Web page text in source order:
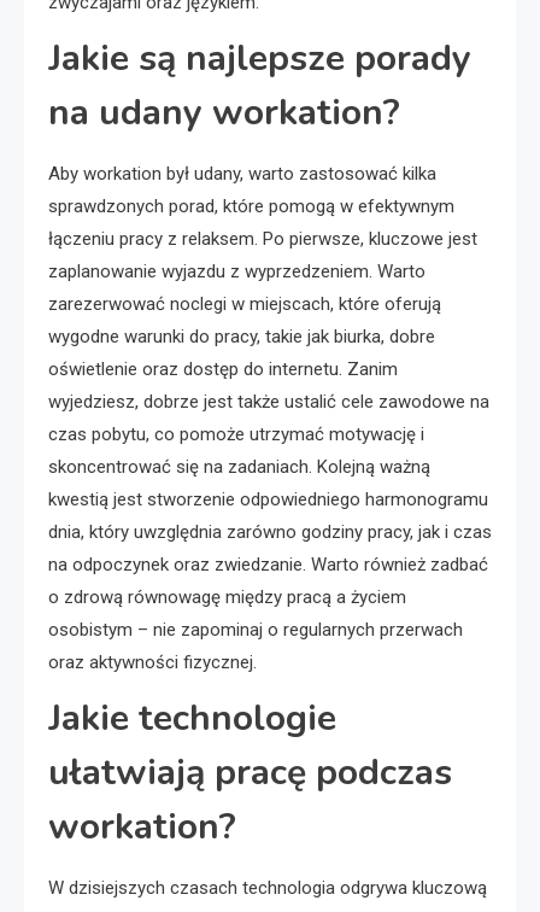
Jakie są najlepsze porady
na udany workation?
Aby workation był udany, warto zastosować kilka
sprawdzonych porad, które pomogą w efektywnym
łączeniu pracy z relaksem. Po pierwsze, kluczowe jest
zaplanowanie wyjazdu z wyprzedzeniem. Warto
zarezerwować noclegi w miejscach, które oferują
wygodne warunki do pracy, takie jak biurka, dobre
oświetlenie oraz dostęp do internetu. Zanim
wyjedziesz, dobrze jest także ustalić cele zawodowe na
czas pobytu, co pomoże utrzymać motywację i
skoncentrować się na zadaniach. Kolejną ważną
kwestią jest stworzenie odpowiedniego harmonogramu
dnia, który uwzględnia zarówno godziny pracy, jak i czas
na odpoczynek oraz zwiedzanie. Warto również zadbać
o zdrową równowagę między pracą a życiem
osobistym – nie zapominaj o regularnych przerwach
oraz aktywności fizycznej.
Jakie technologie
ułatwiają pracę podczas
workation?
W dzisiejszych czasach technologia odgrywa kluczową